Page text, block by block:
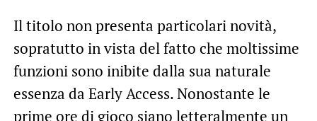
Il titolo non presenta particolari novità,
sopratutto in vista del fatto che moltissime
funzioni sono inibite dalla sua naturale
essenza da Early Access. Nonostante le
prime ore di gioco siano letteralmente un